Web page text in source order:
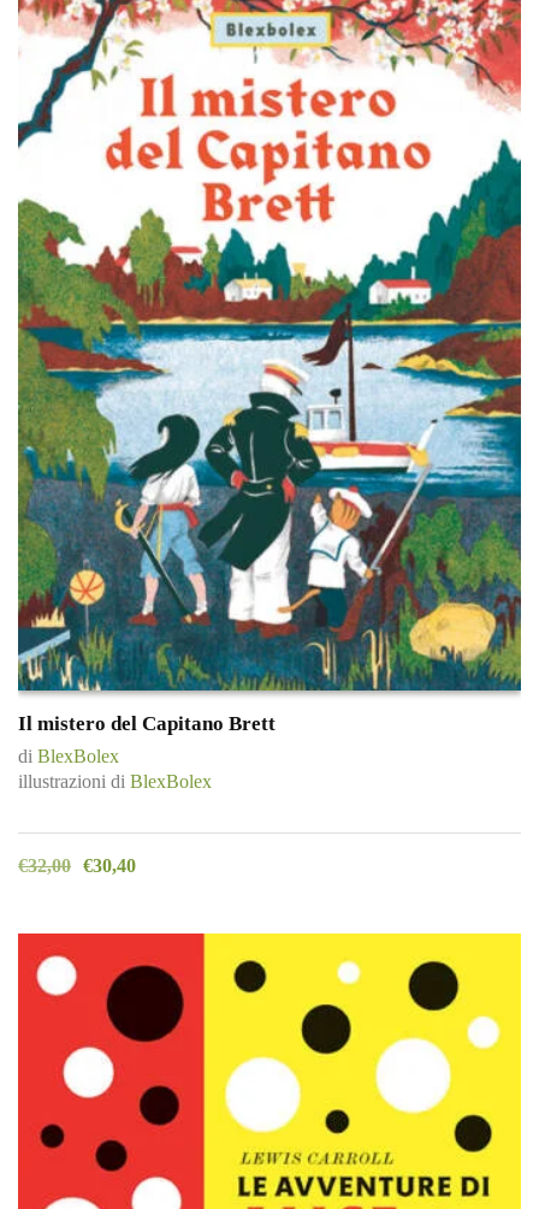
Il mistero del Capitano Brett
di BlexBolex
illustrazioni di BlexBolex
€32,00 €30,40